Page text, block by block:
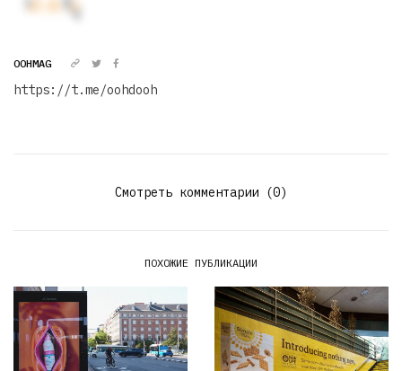
OOHMAG
https://t.me/oohdooh
Смотреть комментарии (0)
ПОХОЖИЕ ПУБЛИКАЦИИ